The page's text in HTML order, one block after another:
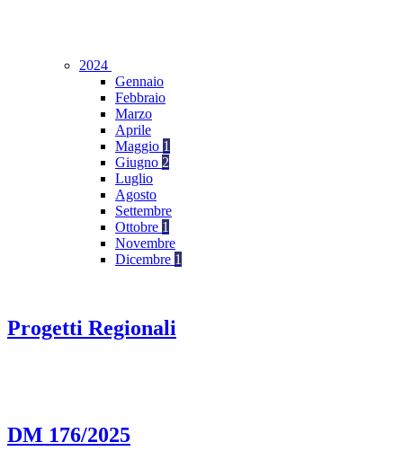
2024
Gennaio
Febbraio
Marzo
Aprile
Maggio 1
Giugno 2
Luglio
Agosto
Settembre
Ottobre 1
Novembre
Dicembre 1
Progetti Regionali
DM 176/2025